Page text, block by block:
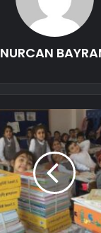
NURCAN